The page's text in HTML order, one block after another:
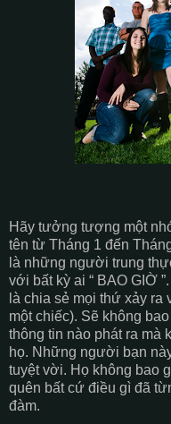
Hãy tưởng tượng một
tên từ Tháng 1 đến
là những người trung
với bất kỳ ai “ BAO GIỜ
là chia sẻ mọi thứ xảy
một chiếc). Sẽ không
thông tin nào phát ra mà
họ. Những người bạn
tuyệt vời. Họ không bao
quên bất cứ điều gì đã
đàm.